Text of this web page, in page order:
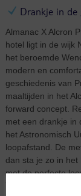
Drankje in de
Almanac X Alcron
hotel ligt in de wijk
het beroemde
modern en
geschiedenis van
maaltijden in het
forward concept.
met een drankje in
het Astronomisch
loopafstand. De
dan sta je zo in het
met de perfecte
Tsjechische